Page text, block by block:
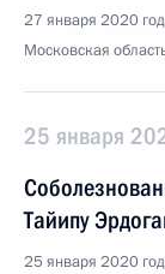
27 января 2020
Московская
25 января
Тайипу
25 января 2020